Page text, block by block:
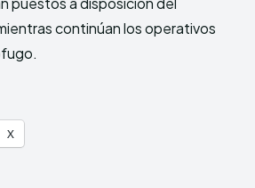
continúan los operativos
X